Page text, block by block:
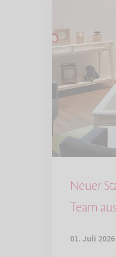
Neuer
Team
01. Juli 2026